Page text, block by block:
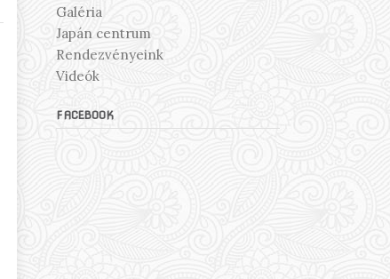
Galéria
Japán centrum
Rendezvényeink
Videók
FACEBOOK